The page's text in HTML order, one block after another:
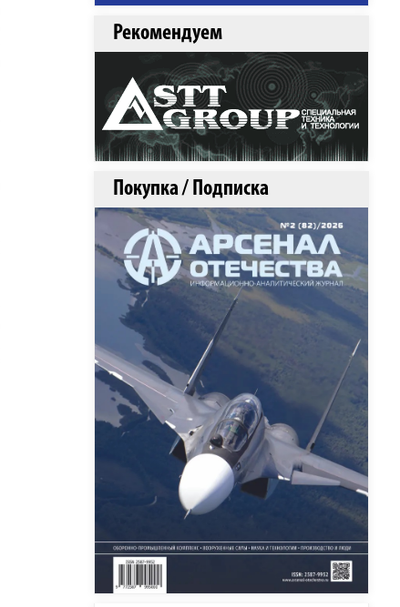
Рекомендуем
Покупка / Подписка